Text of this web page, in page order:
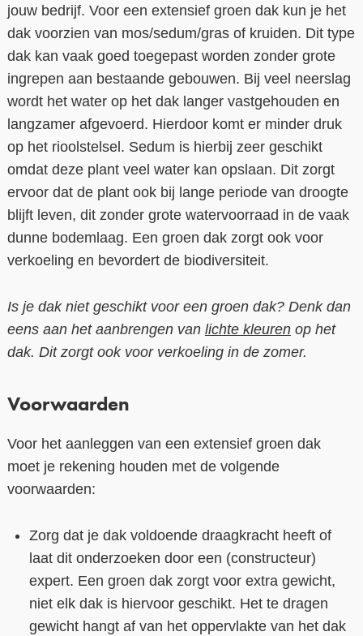
jouw bedrijf. Voor een extensief groen dak kun je het
dak voorzien van mos/sedum/gras of kruiden. Dit type
dak kan vaak goed toegepast worden zonder grote
ingrepen aan bestaande gebouwen. Bij veel neerslag
wordt het water op het dak langer vastgehouden en
langzamer afgevoerd. Hierdoor komt er minder druk
op het rioolstelsel. Sedum is hierbij zeer geschikt
omdat deze plant veel water kan opslaan. Dit zorgt
ervoor dat de plant ook bij lange periode van droogte
blijft leven, dit zonder grote watervoorraad in de vaak
dunne bodemlaag. Een groen dak zorgt ook voor
verkoeling en bevordert de biodiversiteit.
Is je dak niet geschikt voor een groen dak? Denk dan
eens aan het aanbrengen van lichte kleurenop het
dak. Dit zorgt ook voor verkoeling in de zomer.
Voorwaarden
Voor het aanleggen van een extensief groen dak
moet je rekening houden met de volgende
voorwaarden:
Zorg dat je dak voldoende draagkracht heeft of
laat dit onderzoeken door een (constructeur)
expert. Een groen dak zorgt voor extra gewicht,
niet elk dak is hiervoor geschikt. Het te dragen
gewicht hangt af van het oppervlakte van het dak